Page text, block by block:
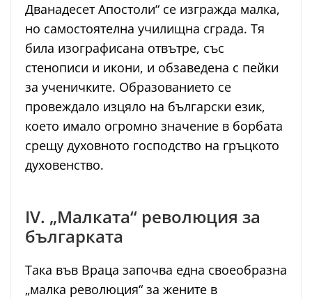
Дванадесет Апостоли“ се изгражда малка,
но самостоятелна училищна сграда. Тя
била изографисана отвътре, със
стенописи и икони, и обзаведена с пейки
за ученичките. Образованието се
провеждало изцяло на български език,
което имало огромно значение в борбата
срещу духовното господство на гръцкото
духовенство.
IV. „Малката“ революция за
българката
Така във Враца започва една своеобразна
„малка революция“ за жените в